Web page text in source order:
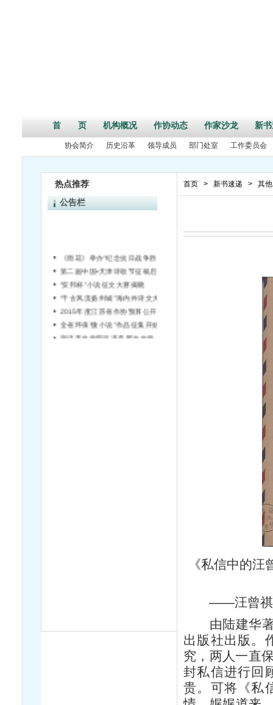
首 页 机构概况 作协动态 作家沙龙 新
协会简介 历史沿革 领导成员 部门处室 工作委员会
热点推荐
公告栏
第二届中国•天津诗歌节征稿启事
“安邦杯”小说征文大赛揭晓
首页 > 新书速递 > 其他
《私信中的
——汪曾祺致
由陆建华著
出版社出版。
究，两人一直
封私信进行回
贵。可将《私